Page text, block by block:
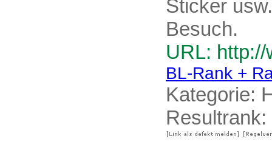
Sticker
Besuch.
URL:
BL-Rank +
Kategorie:
Resultrank: